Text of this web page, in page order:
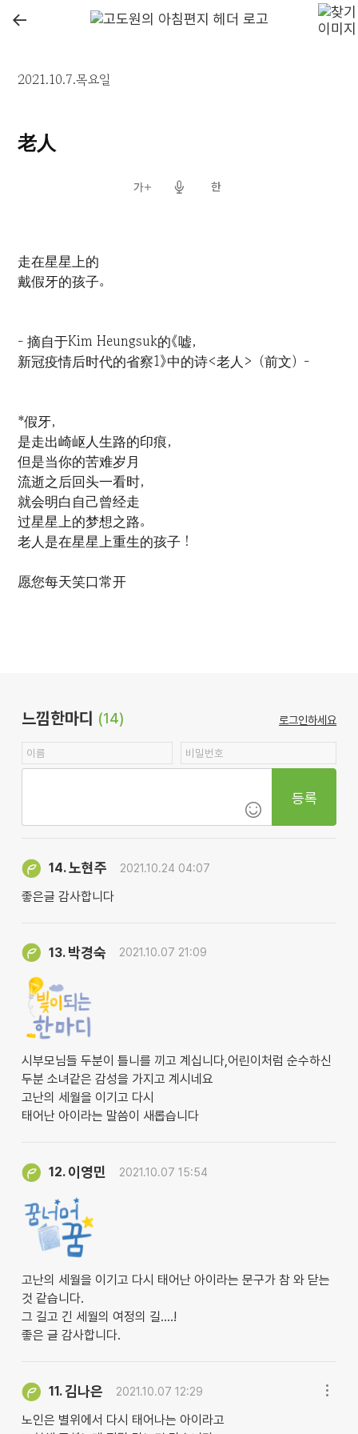
←
2021.10.7.목요일
老人
走在星星上的
戴假牙的孩子。
- 摘自于Kim Heungsuk的《嘘，
新冠疫情后时代的省察1》中的诗<老人>（前文）-
*假牙，
是走出崎岖人生路的印痕，
但是当你的苦难岁月
流逝之后回头一看时，
就会明白自己曾经走
过星星上的梦想之路。
老人是在星星上重生的孩子！
愿您每天笑口常开
느낌한마디 (14) 로그인하세요
등록
14.노현주 2021.10.24 04:07
좋은글 감사합니다
13. 박경숙 2021.10.07 21:09
시부모님들 두분이 틀니를 끼고 계십니다,어린이처럼 순수하신
두분 소녀같은 감성을 가지고 계시네요
고난의 세월을 이기고 다시
태어난 아이라는 말씀이 새롭습니다
12. 이영민 2021.10.07 15:54
고난의 세월을 이기고 다시 태어난 아이라는 문구가 참 와 닫는
것 같습니다.
그 길고 긴 세월의 여정의 길....!
좋은 글 감사합니다.
11.김나은 2021.10.07 12:29
노인은 별위에서 다시 태어나는 아이라고